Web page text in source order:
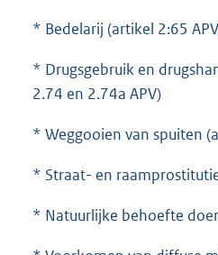
* Bedelarij (artikel 2:65
* Drugsgebruik en
2.74 en 2.74a APV)
* Weggooien van spuiten
* Straat- en
* Natuurlijke behoefte